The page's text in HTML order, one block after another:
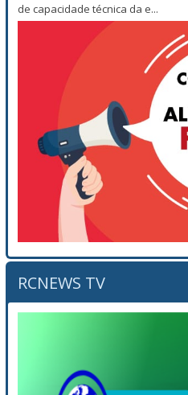
de capacidade técnica da e...
RCNEWS TV